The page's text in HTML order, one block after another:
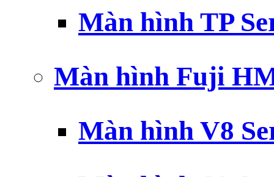
Màn hình TP
Màn hình Fuji
Màn hình V8